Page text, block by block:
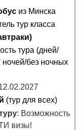
из Минска
тур класса
тура (дней/
ночей/без ночных
(тур для всех)
: Возможность
визы!